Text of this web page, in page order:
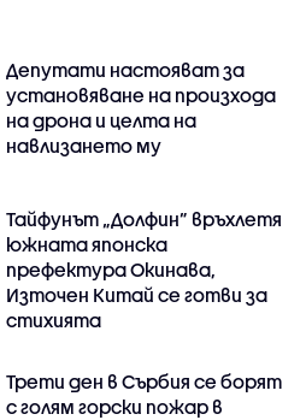
Депутати настояват за
установяване на произхода
на дрона и целта на
навлизането му
Тайфунът „Долфин” връхлетя
южната японска
префектура Окинава,
Източен Китай се готви за
стихията
Трети ден в Сърбия се борят
с голям горски пожар в